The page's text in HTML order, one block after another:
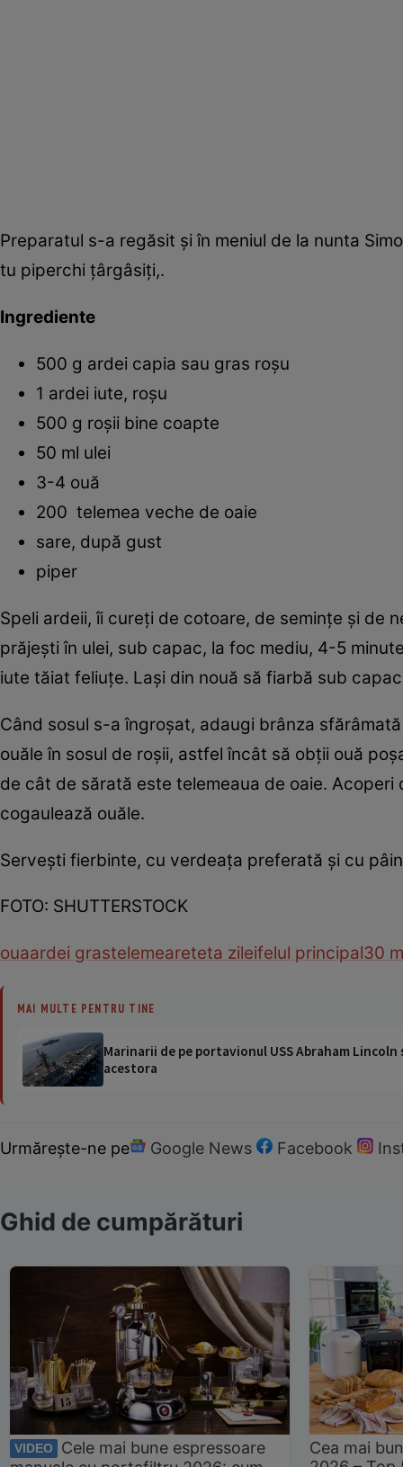
Preparatul s-a regăsit și în meniul de la nunta
tu piperchi țârgâsiți,.
Ingrediente
500 g ardei capia sau gras roşu
1 ardei iute, roşu
500 g roșii bine coapte
50 ml ulei
3-4 ouă
200 telemea veche de oaie
sare, după gust
piper
Speli ardeii, îi cureţi de cotoare, de seminţe şi de
prăjeşti în ulei, sub capac, la foc mediu, 4-5
iute tăiat feliuţe. Laşi din nouă să fiarbă sub
Când sosul s-a îngroşat, adaugi brânza
ouăle în sosul de roşii, astfel încât să obţii ouă
de cât de sărată este telemeaua de oaie.
cogaulează ouăle.
Serveşti fierbinte, cu verdeaţa preferată şi cu
FOTO: SHUTTERSTOCK
ouaardei grastelemeareteta zileifelul principal30
MAI MULTE PENTRU TINE
Marinarii de pe portavionul USS Abraham
acestora
Urmărește-ne pe Google News Facebook
Ghid de cumpărături
VIDEO
Cele mai bune espressoare
Cea mai